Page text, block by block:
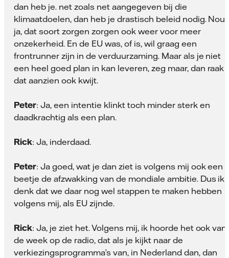
dan heb je. net zoals net aangegeven bij die
klimaatdoelen, dan heb je drastisch beleid nodig. Nou
ja, dat soort zorgen zorgen ook weer voor meer
onzekerheid. En de EU was, of is, wil graag een
frontrunner zijn in de verduurzaming. Maar als je niet
een heel goed plan in kan leveren, zeg maar, dan raak
dat aanzien ook kwijt.
Peter: Ja, een intentie klinkt toch minder sterk en
daadkrachtig als een plan.
Rick: Ja, inderdaad.
Peter: Ja goed, wat je dan ziet is volgens mij ook een
beetje de afzwakking van de mondiale ambitie. Dus ik
denk dat we daar nog wel stappen te maken hebben
volgens mij, als EU zijnde.
Rick: Ja, je ziet het. Volgens mij, ik hoorde het ook van
de week op de radio, dat als je kijkt naar de
verkiezingsprogramma’s van, in Nederland dan, dan